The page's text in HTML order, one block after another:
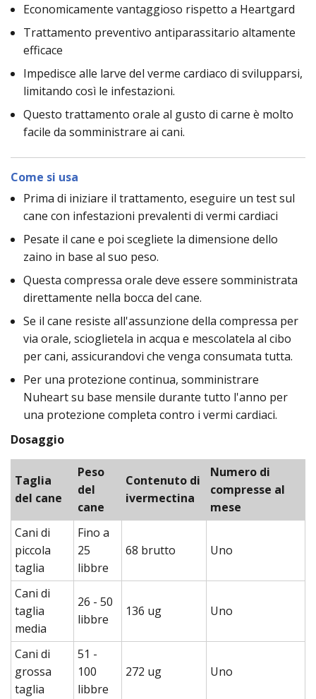
Economicamente vantaggioso rispetto a Heartgard
Trattamento preventivo antiparassitario altamente
efficace
Impedisce alle larve del verme cardiaco di svilupparsi,
limitando così le infestazioni.
Questo trattamento orale al gusto di carne è molto
facile da somministrare ai cani.
Come si usa
Prima di iniziare il trattamento, eseguire un test sul
cane con infestazioni prevalenti di vermi cardiaci
Pesate il cane e poi scegliete la dimensione dello
zaino in base al suo peso.
Questa compressa orale deve essere somministrata
direttamente nella bocca del cane.
Se il cane resiste all'assunzione della compressa per
via orale, scioglietela in acqua e mescolatela al cibo
per cani, assicurandovi che venga consumata tutta.
Per una protezione continua, somministrare
Nuheart su base mensile durante tutto l'anno per
una protezione completa contro i vermi cardiaci.
Dosaggio
Taglia
del cane
Peso
del
cane
Contenuto di
ivermectina
Numero di
compresse al
mese
Cani di
piccola
taglia
Fino a
25
libbre
68 brutto Uno
Cani di
taglia
media
26 - 50
libbre
136 ug Uno
Cani di
grossa
taglia
51 -
100
libbre
272 ug Uno